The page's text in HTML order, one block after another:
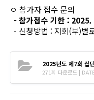
ㅇ 참가자 접수 문의
- 참가접수 기한 :
- 신청방법 : 지회(부)별
2025년도 제7회 십
271회 다운로드 |